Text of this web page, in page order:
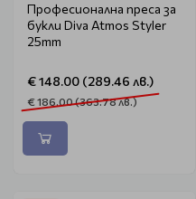
Професионална преса за
букли Diva Atmos Styler
25mm
€ 148.00 (289.46 лв.)
€ 186.00 (363.78 лв.)